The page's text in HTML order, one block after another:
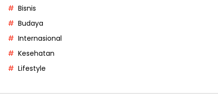
Bisnis
Budaya
Internasional
Kesehatan
Lifestyle